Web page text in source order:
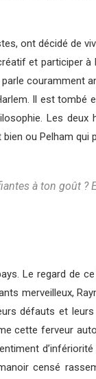
ont décidé de
et participer
couramment
Il est tombé
Les
ou Pelham qui
à ton goût
Le regard de ce
merveilleux,
défauts et leurs
cette ferveur
d’infériorité
censé